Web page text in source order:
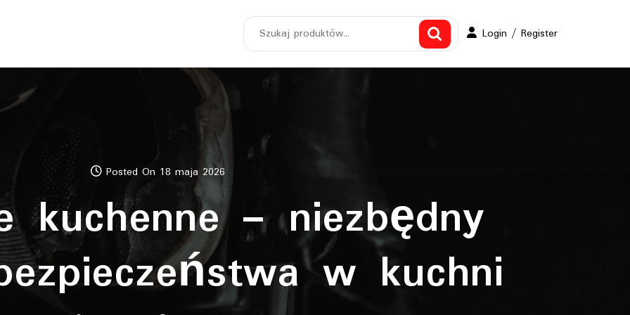
Login / RegisterLogin
Register
Posted On 18 maja 2026
kuchenne – niezbędny
w kuchni